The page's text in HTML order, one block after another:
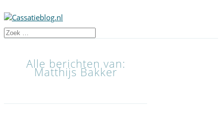
Alle berichten van:
Matthijs Bakker